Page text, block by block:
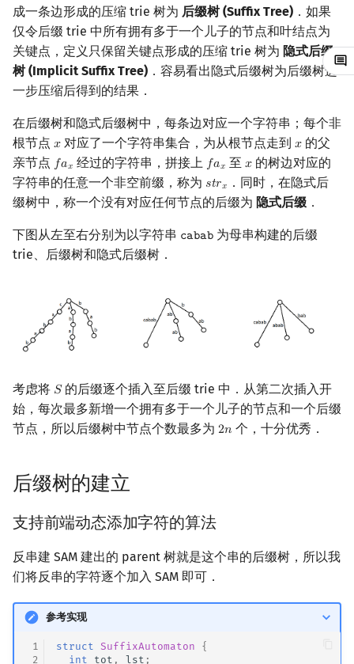
其它 DP 方法 同余方程
二次剩余
离散对数
高次剩余 & 单位根
莫比乌斯反演
杜教筛
Min_25 筛
Meissel–Lehmer 算法
连分数
Stern–Brocot 树与 Farey
二次域
指数生成函数
抽象代数
概率论
博弈论
数值算法
序理论
拟阵
Berlekamp–Massey 算法
跳表
可持久化数据结构
树套树
K-D Tree
动态树
PQ 树
霍夫曼树
2-SAT
欧拉图
哈密顿图
二分图
平面图
图的着色
图的匹配
矩阵树定理
最大团搜索算法
支配树
图上随机游走
15-puzzle
Kahan 求和
珂朵莉树/颜色段均摊
空间优化简介
成一条边形成的压缩 trie 树为 后缀树 (Suffix Tree) ．如果
仅令后缀 trie 中所有拥有多于一个儿子的节点和叶结点为
关键点，定义只保留关键点形成的压缩 trie 树为 隐式后缀
树 (Implicit Suffix Tree) ．容易看出隐式后缀树为后缀树进
一步压缩后得到的结果．
在后缀树和隐式后缀树中，每条边对应一个字符串；每个非
根节点 𝑥
x 对应了一个字符串集合，为从根节点走到𝑥
x 的父
亲节点 𝑓𝑎𝑥
fax 经过的字符串，拼接上 𝑓𝑎𝑥
fax 至𝑥
x 的树边对应的
字符串的任意一个非空前缀，称为 𝑠𝑡𝑟𝑥
strx ．同时，在隐式后
缀树中，称一个没有对应任何节点的后缀为 隐式后缀 ．
下图从左至右分别为以字符串 𝚌𝚊𝚋𝚊𝚋
cabab为母串构建的后缀
trie、后缀树和隐式后缀树．
考虑将 𝑆
S的后缀逐个插入至后缀 trie 中．从第二次插入开
始，每次最多新增一个拥有多于一个儿子的节点和一个后缀
节点，所以后缀树中节点个数最多为 2𝑛
2n 个，十分优秀．
后缀树的建立
支持前端动态添加字符的算法
反串建 SAM 建出的 parent 树就是这个串的后缀树，所以我
们将反串的字符逐个加入 SAM 即可．
参考实现
1
2
struct SuffixAutomaton
{
int
tot , lst ;